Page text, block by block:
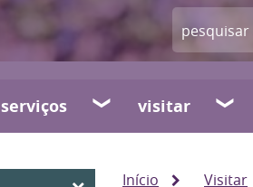
serviços visitar
Início Visitar